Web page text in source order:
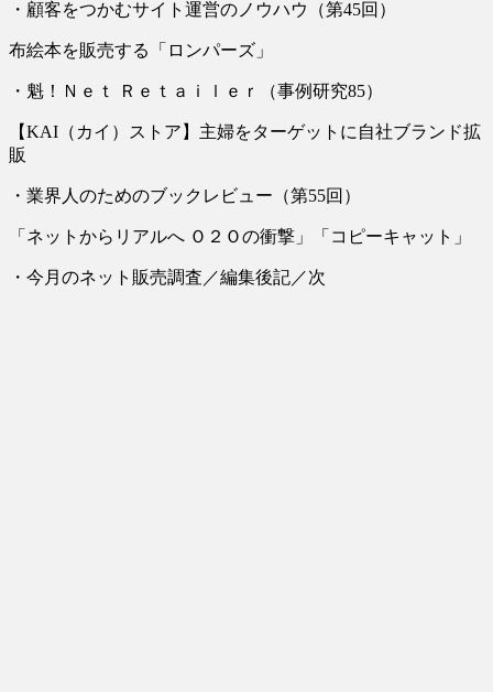
・顧客をつかむサイト運営のノウハウ（第45回）
布絵本を販売する「ロンパーズ」
・魁！Ｎｅｔ Ｒｅｔａｉｌｅｒ（事例研究85）
【KAI（カイ）ストア】主婦をターゲットに自社ブランド拡
販
・業界人のためのブックレビュー（第55回）
「ネットからリアルへ Ｏ２Ｏの衝撃」「コピーキャット」
・今月のネット販売調査／編集後記／次